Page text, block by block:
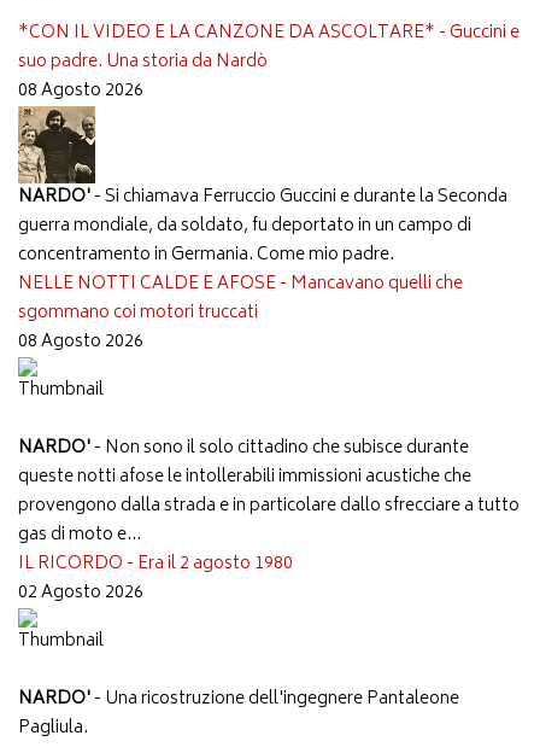
*CON IL VIDEO E LA CANZONE DA ASCOLTARE* - Guccini e
suo padre. Una storia da Nardò
08 Agosto 2026
NARDO'- Si chiamava Ferruccio Guccini e durante la Seconda
guerra mondiale, da soldato, fu deportato in un campo di
concentramento in Germania. Come mio padre.
NELLE NOTTI CALDE E AFOSE - Mancavano quelli che
sgommano coi motori truccati
08 Agosto 2026
NARDO'- Non sono il solo cittadino che subisce durante
queste notti afose le intollerabili immissioni acustiche che
provengono dalla strada e in particolare dallo sfrecciare a tutto
gas di moto e...
IL RICORDO - Era il 2 agosto 1980
02 Agosto 2026
NARDO'- Una ricostruzione dell'ingegnere Pantaleone
Pagliula.